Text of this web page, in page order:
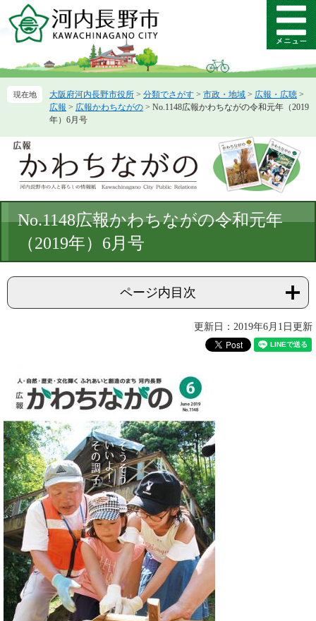
ー
先
ニ
を
メ
ニ
ー
大阪府河内長野市役所 > 分類でさがす > 市政・地域 > 広報・広聴 >
広報 > 広報かわちながの > No.1148広報かわちながの令和元年（2019
年）6月号
文
No.1148広報かわちながの令和元年
（2019年）6月号
ページ内目次
更新日：2019年6月1日更新